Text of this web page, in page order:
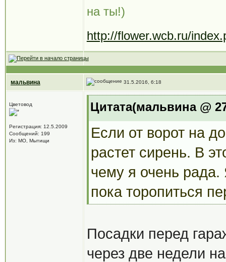
на ты!)
http://flower.wcb.ru/
мальвина 31.5.2016, 6:18
Цветовод
Регистрация: 12.5.2009
Сообщений: 199
Из: МО, Мытищи
Цитата(мальвина @
Если от ворот на
растет сирень. В
чему я очень
пока торопиться
Посадки перед
через две недели